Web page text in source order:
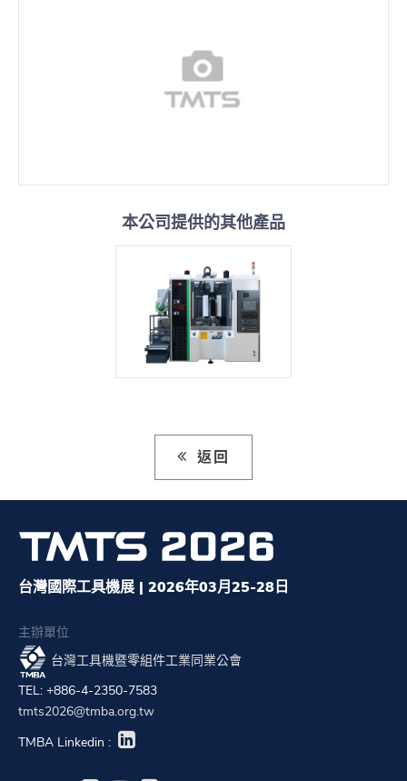
本公司提供的其他產品
返回
台灣國際工具機展 | 2026年03月25-28日
主辦單位
台灣工具機暨零組件工業同業公會
TEL: +886-4-2350-7583
tmts2026@tmba.org.tw
TMBA Linkedin :